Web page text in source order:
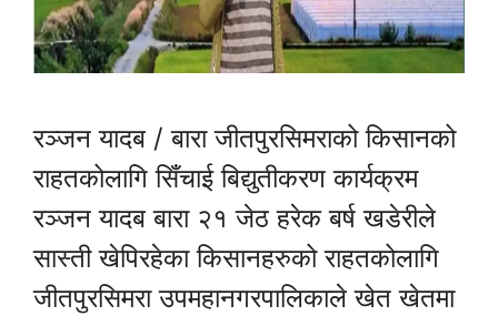
रञ्जन यादब / बारा जीतपुरसिमराको किसानको
राहतकोलागि सिँचाई बिद्युतीकरण कार्यक्रम
रञ्जन यादब बारा २१ जेठ हरेक बर्ष खडेरीले
सास्ती खेपिरहेका किसानहरुको राहतकोलागि
जीतपुरसिमरा उपमहानगरपालिकाले खेत खेतमा